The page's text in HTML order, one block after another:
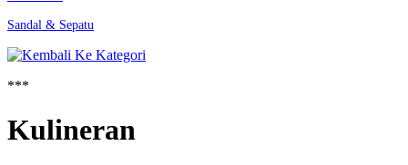
Sandal & Sepatu
***
Kulineran